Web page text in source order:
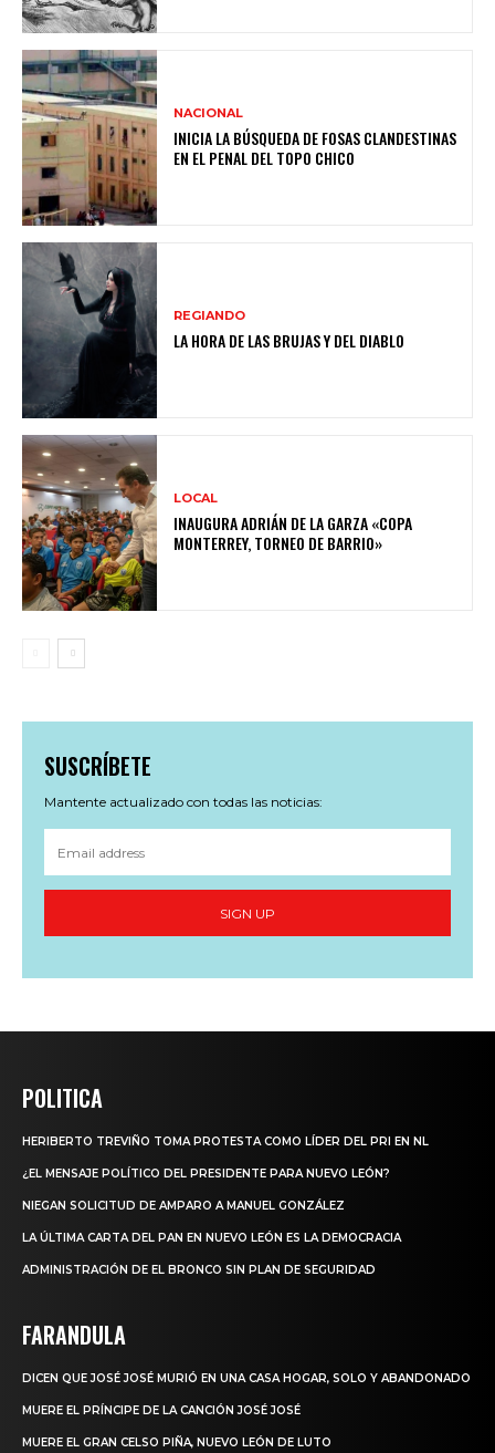
NACIONAL
INICIA LA BÚSQUEDA DE FOSAS CLANDESTINAS
EN EL PENAL DEL TOPO CHICO
REGIANDO
LA HORA DE LAS BRUJAS Y DEL DIABLO
LOCAL
INAUGURA ADRIÁN DE LA GARZA «COPA
MONTERREY, TORNEO DE BARRIO»
SUSCRÍBETE
Mantente actualizado con todas las noticias:
SIGN UP
POLITICA
HERIBERTO TREVIÑO TOMA PROTESTA COMO LÍDER DEL PRI EN NL
¿EL MENSAJE POLÍTICO DEL PRESIDENTE PARA NUEVO LEÓN?
NIEGAN SOLICITUD DE AMPARO A MANUEL GONZÁLEZ
LA ÚLTIMA CARTA DEL PAN EN NUEVO LEÓN ES LA DEMOCRACIA
ADMINISTRACIÓN DE EL BRONCO SIN PLAN DE SEGURIDAD
FARANDULA
DICEN QUE JOSÉ JOSÉ MURIÓ EN UNA CASA HOGAR, SOLO Y ABANDONADO
MUERE EL PRÍNCIPE DE LA CANCIÓN JOSÉ JOSÉ
MUERE EL GRAN CELSO PIÑA, NUEVO LEÓN DE LUTO